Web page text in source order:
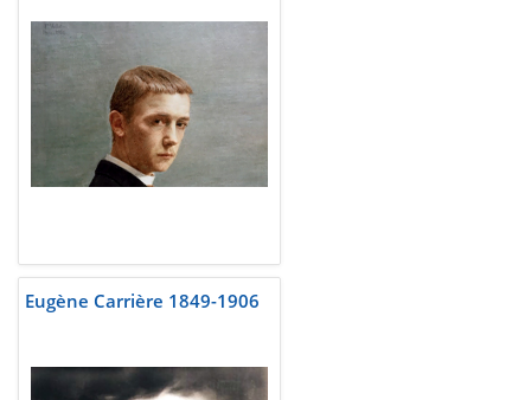
Eugène Carrière 1849-1906